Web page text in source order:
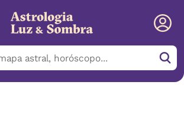
e mistério: o que Vênus retrógrado quer